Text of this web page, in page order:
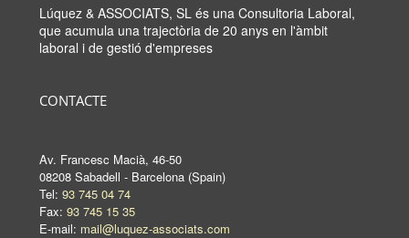
Lúquez & ASSOCIATS, SL és una Consultoria Laboral,
que acumula una trajectòria de 20 anys en l'àmbit
laboral i de gestió d'empreses
CONTACTE
Av. Francesc Macià, 46-50
08208 Sabadell - Barcelona (Spain)
Tel: 93 745 04 74
Fax: 93 745 15 35
E-mail: mail@luquez-associats.com